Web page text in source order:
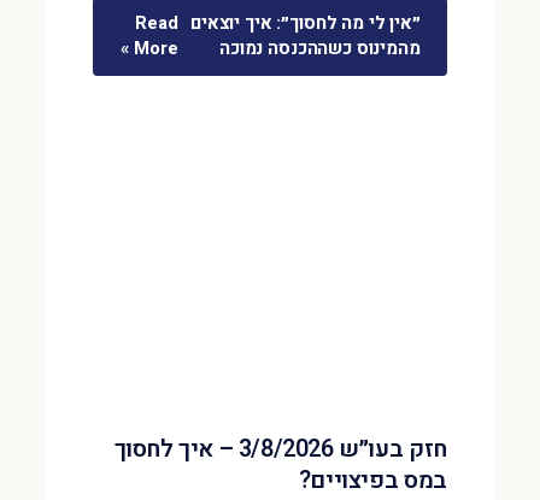
״אין לי מה לחסוך״: איך יוצאים
מהמינוס כשההכנסה נמוכה
Read
More »
חזק בעו״ש 3/8/2026 – איך לחסוך
במס בפיצויים?